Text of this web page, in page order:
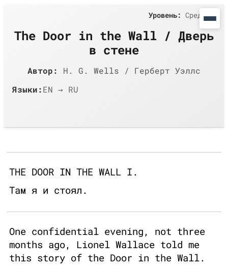
The Door in the Wall / Дверь
в стене
Автор:
H. G. Wells / Герберт Уэллс
Языки:EN → RU
Уровень: Средний
THE DOOR IN THE WALL I.
Там я и стоял.
One confidential evening, not three
months ago, Lionel Wallace told me
this story of the Door in the Wall.